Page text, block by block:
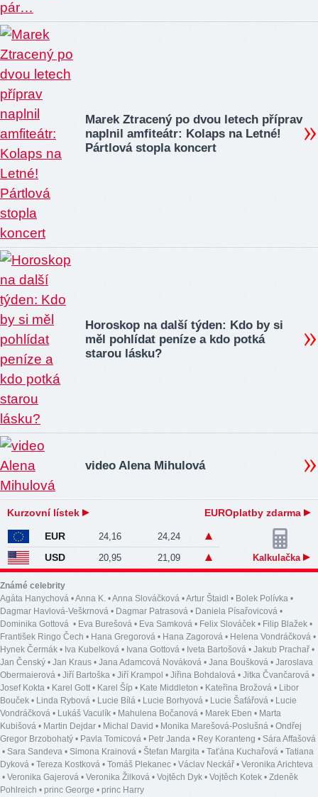
Marek Ztracený po dvou letech příprav
naplnil amfiteátr: Kolaps na Letné!
Pártlová stopla koncert
Horoskop na další týden: Kdo by si
měl pohlídat peníze a kdo potká
starou lásku?
video Alena Mihulová
Kurzovní lístek EUROplatby zdarma
EUR 24,16 24,24
USD 20,95 21,09 Kalkulačka
Známé celebrity
Agáta Hanychová •Anna K. •Anna Slováčková •Artur Štaidl • Bolek Polívka •
Dagmar Havlová-Veškrnová • Dagmar Patrasová • Daniela Písařovicová •
Dominika Gottová • Eva Burešová • Eva Samková • Felix Slováček • Filip Blažek •
František Ringo Čech • Hana Gregorová • Hana Zagorová • Helena Vondráčková •
Hynek Čermák • Iva Kubelková • Ivana Gottová • Iveta Bartošová • Jakub Prachař •
Jan Čenský • Jan Kraus • Jana Adamcová Nováková • Jana Boušková • Jaroslava
Obermaierová • Jiří Bartoška • Jiří Krampol • Jiřina Bohdalová • Jitka Čvančarová •
Josef Kokta • Karel Gott• Karel Šíp • Kate Middleton • Kateřina Brožová • Libor
Bouček • Linda Rybová • Lucie Bílá • Lucie Borhyová • Lucie Šafářová • Lucie
Vondráčková • Lukáš Vaculík • Mahulena Bočanová • Marek Eben • Marta
Kubišová • Martin Dejdar • Michal David • Monika Marešová-Poslušná • Ondřej
Gregor Brzobohatý • Pavla Tomicová • Petr Janda • Rey Koranteng • Sára Affašová
• Sara Sandeva • Simona Krainová • Štefan Margita • Taťána Kuchařová • Tatiana
Dyková • Tereza Kostková • Tomáš Plekanec • Václav Neckář • Veronika Arichteva
• Veronika Gajerová • Veronika Žilková • Vojtěch Dyk • Vojtěch Kotek • Zdeněk
Pohlreich • princ George • princ Harry